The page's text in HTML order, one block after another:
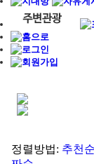
정렬방법: 추천